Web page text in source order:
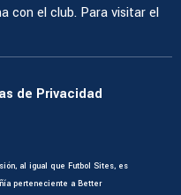
con el club. Para visitar el
de Privacidad
al igual que Futbol Sites, es
perteneciente a Better